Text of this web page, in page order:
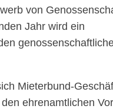
von
Jahr wird ein
Mieterbund-
ehrenamtlichen